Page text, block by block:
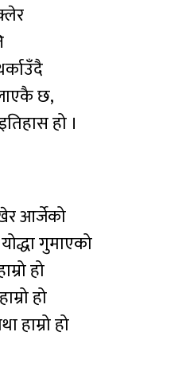
छ,
हो ।
आर्जेको
गुमाएको
हो
हो
हाम्रो हो